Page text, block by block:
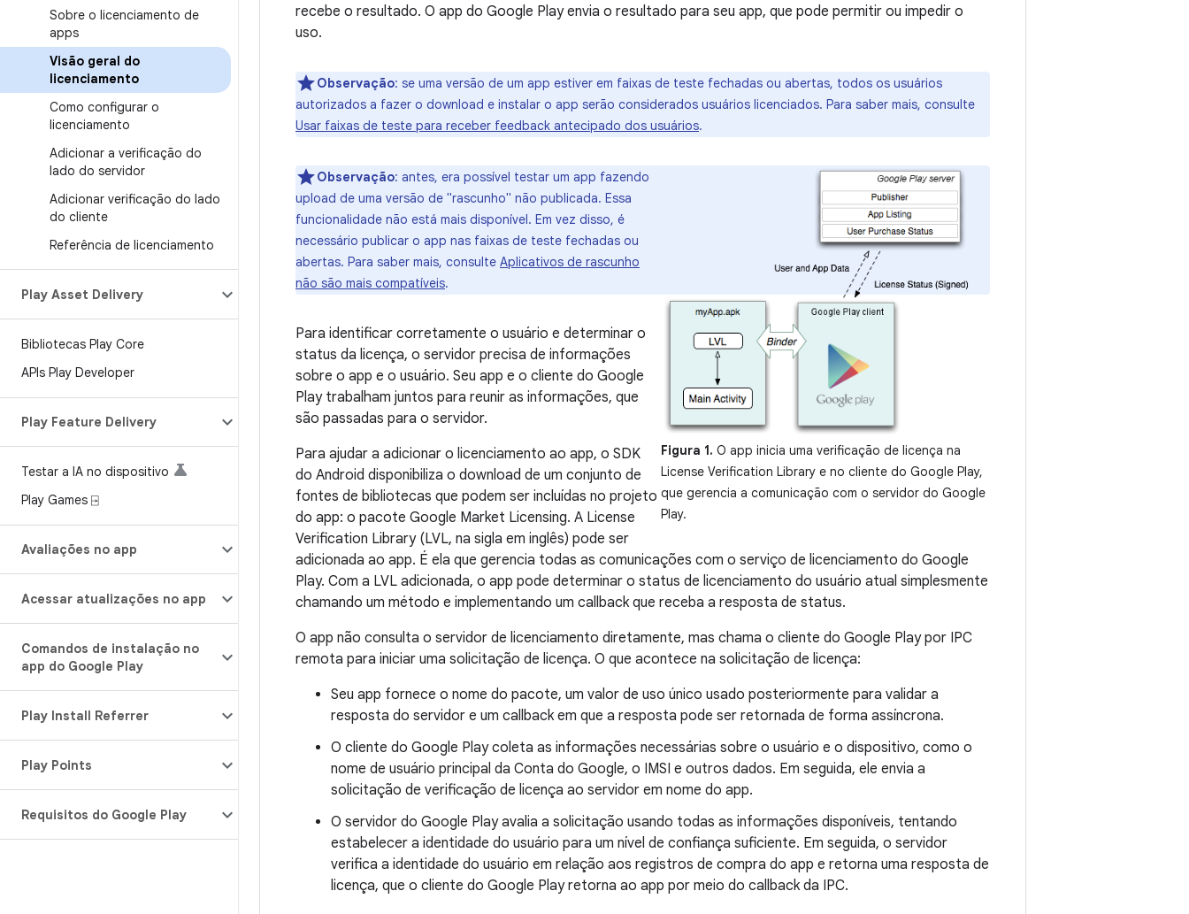
Sobre o licenciamento de
apps
Visão geral do
licenciamento
Como configurar o
licenciamento
Adicionar a verificação do
lado do servidor
Adicionar verificação do lado
do cliente
Referência de licenciamento
Play Asset Delivery
Bibliotecas Play Core
APIs Play Developer
Play Feature Delivery
Testar a IA no dispositivo
Play Games ⍈
Avaliações no app
Acessar atualizações no app
Comandos de instalação no
app do Google Play
Play Install Referrer
Play Points
Requisitos do Google Play
recebe o resultado. O app do Google Play envia o resultado para seu app, que pode permitir ou impedir o
uso.
Observação: se uma versão de um app estiver em faixas de teste fechadas ou abertas, todos os usuários
autorizados a fazer o download e instalar o app serão considerados usuários licenciados. Para saber mais, consulte
Usar faixas de teste para receber feedback antecipado dos usuários.
Figura 1. O app inicia uma verificação de licença na
License Verification Library e no cliente do Google Play,
que gerencia a comunicação com o servidor do Google
Play.
Observação: antes, era possível testar um app fazendo
upload de uma versão de "rascunho" não publicada. Essa
funcionalidade não está mais disponível. Em vez disso, é
necessário publicar o app nas faixas de teste fechadas ou
abertas. Para saber mais, consulte Aplicativos de rascunho
não são mais compatíveis.
Para identificar corretamente o usuário e determinar o
status da licença, o servidor precisa de informações
sobre o app e o usuário. Seu app e o cliente do Google
Play trabalham juntos para reunir as informações, que
são passadas para o servidor.
Para ajudar a adicionar o licenciamento ao app, o SDK
do Android disponibiliza o download de um conjunto de
fontes de bibliotecas que podem ser incluídas no projeto
do app: o pacote Google Market Licensing. A License
Verification Library (LVL, na sigla em inglês) pode ser
adicionada ao app. É ela que gerencia todas as comunicações com o serviço de licenciamento do Google
Play. Com a LVL adicionada, o app pode determinar o status de licenciamento do usuário atual simplesmente
chamando um método e implementando um callback que receba a resposta de status.
O app não consulta o servidor de licenciamento diretamente, mas chama o cliente do Google Play por IPC
remota para iniciar uma solicitação de licença. O que acontece na solicitação de licença:
Seu app fornece o nome do pacote, um valor de uso único usado posteriormente para validar a
resposta do servidor e um callback em que a resposta pode ser retornada de forma assíncrona.
O cliente do Google Play coleta as informações necessárias sobre o usuário e o dispositivo, como o
nome de usuário principal da Conta do Google, o IMSI e outros dados. Em seguida, ele envia a
solicitação de verificação de licença ao servidor em nome do app.
O servidor do Google Play avalia a solicitação usando todas as informações disponíveis, tentando
estabelecer a identidade do usuário para um nível de confiança suficiente. Em seguida, o servidor
verifica a identidade do usuário em relação aos registros de compra do app e retorna uma resposta de
licença, que o cliente do Google Play retorna ao app por meio do callback da IPC.